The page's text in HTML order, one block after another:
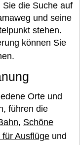
Sie die Suche auf
und seine
stehen.
können Sie
Orte und
führen die
, Schöne
Ausflüge und